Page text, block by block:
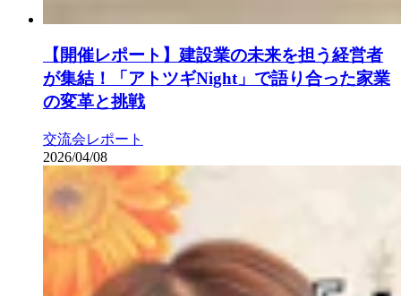
【開催レポート】建設業の未来を担う経営者
が集結！「アトツギNight」で語り合った家業
の変革と挑戦
交流会レポート
2026/04/08